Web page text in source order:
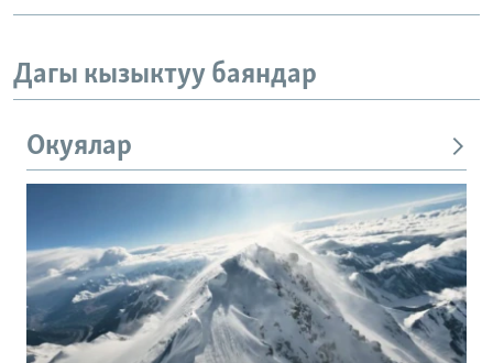
Дагы кызыктуу баяндар
Окуялар